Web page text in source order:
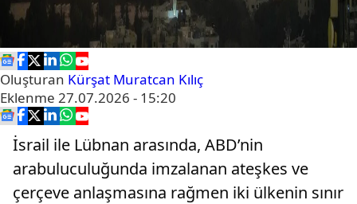
Oluşturan Kürşat Muratcan Kılıç
Eklenme 27.07.2026 - 15:20
İsrail ile Lübnan arasında, ABD’nin
arabuluculuğunda imzalanan ateşkes ve
çerçeve anlaşmasına rağmen iki ülkenin sınır